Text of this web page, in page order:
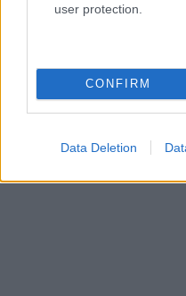
user protection.
CONFIRM
Data Deletion